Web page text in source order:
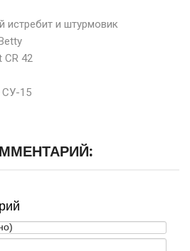
истребит и штурмовик
CR 42
СУ-15